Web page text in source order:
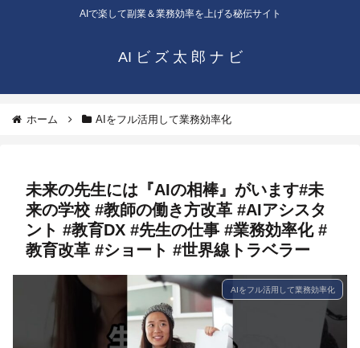
AIで楽して副業＆業務効率を上げる秘伝サイト
AI ビ ズ 太 郎 ナ ビ
ホーム AIをフル活用して業務効率化
未来の先生には『AIの相棒』がいます#未
来の学校 #教師の働き方改革 #AIアシスタ
ント #教育DX #先生の仕事 #業務効率化 #
教育改革 #ショート #世界線トラベラー
AIをフル活用して業務効率化